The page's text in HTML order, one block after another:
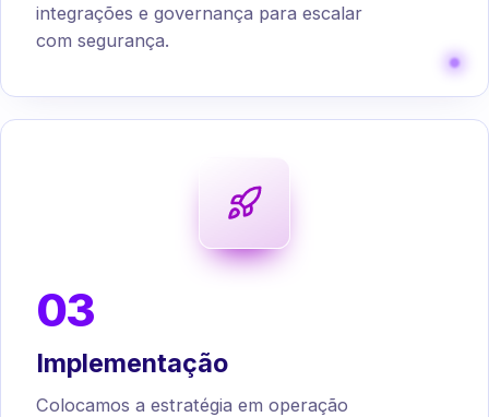
integrações e governança para escalar
com segurança.
03
Implementação
Colocamos a estratégia em operação